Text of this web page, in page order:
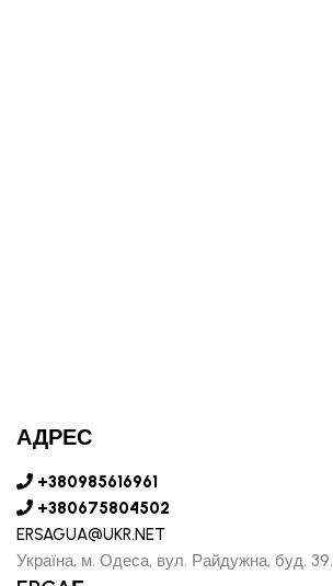
АДРЕС
+380985616961
+380675804502
ERSAGUA@UKR.NET
Україна, м. Одеса, вул. Райдужна, буд. 39.